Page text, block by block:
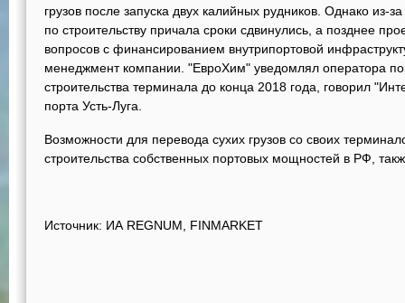
грузов после запуска двух калийных рудников. Однако из-
по строительству причала сроки сдвинулись, а позднее
вопросов с финансированием внутрипортовой
менеджмент компании. "ЕвроХим" уведомлял оператора
строительства терминала до конца 2018 года, говорил
порта Усть-Луга.
Возможности для перевода сухих грузов со своих
строительства собственных портовых мощностей в РФ,
Источник: ИА REGNUM, FINMARKET